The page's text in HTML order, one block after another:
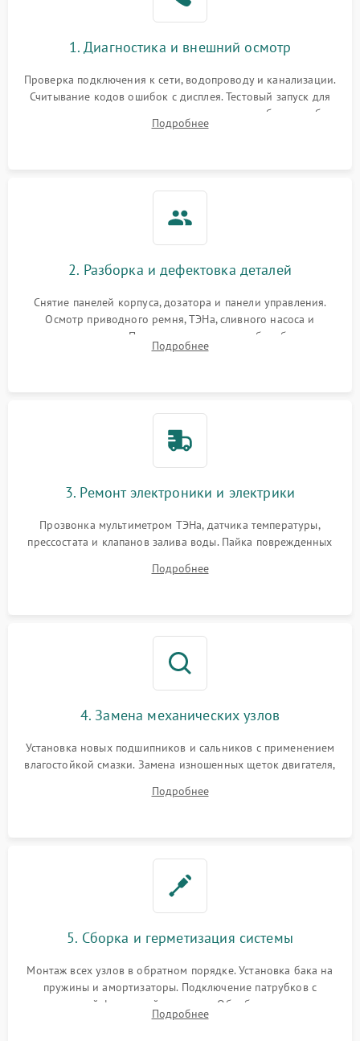
1. Диагностика и внешний осмотр
Проверка подключения к сети, водопроводу и канализации.
Считывание кодов ошибок с дисплея. Тестовый запуск для
выявления посторонних шумов, протечек или сбоев в работе
электронного модуля управления.
Подробнее
2. Разборка и дефектовка деталей
Снятие панелей корпуса, дозатора и панели управления.
Осмотр приводного ремня, ТЭНа, сливного насоса и
амортизаторов. Проверка подшипников барабана и
крестовины на износ, а манжеты люка на разрывы.
Подробнее
3. Ремонт электроники и электрики
Прозвонка мультиметром ТЭНа, датчика температуры,
прессостата и клапанов залива воды. Пайка поврежденных
Восстановление целостности проводки и контактов.
Подробнее
4. Замена механических узлов
Установка новых подшипников и сальников с применением
влагостойкой смазки. Замена изношенных щеток двигателя,
или поврежденной резиновой манжеты.
Подробнее
5. Сборка и герметизация системы
Монтаж всех узлов в обратном порядке. Установка бака на
пружины и амортизаторы. Подключение патрубков с
надежной фиксацией хомутами. Обработка стыков
герметиком для предотвращения возможных протечек воды.
Подробнее